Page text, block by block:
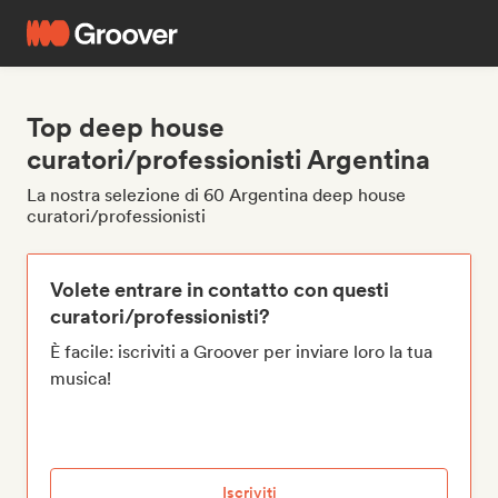
Top deep house
curatori/professionisti Argentina
La nostra selezione di 60 Argentina deep house
curatori/professionisti
Volete entrare in contatto con questi
curatori/professionisti?
È facile: iscriviti a Groover per inviare loro la tua
musica!
Iscriviti